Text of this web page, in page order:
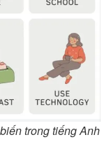
trong tiếng Anh